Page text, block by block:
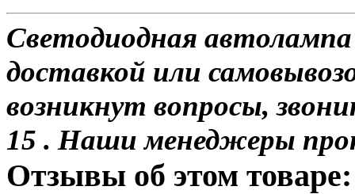
Светодиодная
доставкой или
возникнут вопросы,
15 . Наши менеджеры
Отзывы об этом товаре: